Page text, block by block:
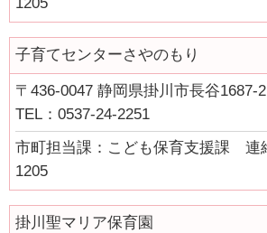
支援・助成
支援・助成
2026年度ニッセイ財団「児童・少年の健全
集について（募集締切：11/12）
働く
働く
子育てにやさしい企業
子育てセンターさやのもり
〒436-0047 静岡県掛川市長谷1687-2
TEL：0537-24-2251
市町担当課：こども保育支援課 連
1205
掛川聖マリア保育園